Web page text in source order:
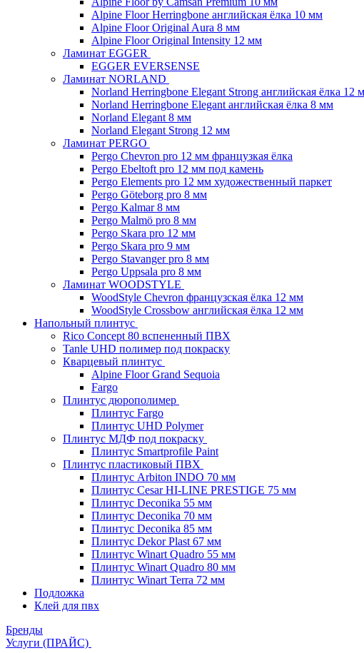
Alpine Floor Herringbone английская ёлка 10 мм
Alpine Floor Original Aura 8 мм
Alpine Floor Original Intensity 12 мм
Ламинат EGGER
EGGER EVERSENSE
Ламинат NORLAND
Norland Herringbone Elegant Strong английская ёлка 12
Norland Herringbone Elegant английская ёлка 8 мм
Norland Elegant 8 мм
Norland Elegant Strong 12 мм
Ламинат PERGO
Pergo Chevron pro 12 мм французкая ёлка
Pergo Ebeltoft pro 12 мм под камень
Pergo Elements pro 12 мм художественный паркет
Pergo Göteborg pro 8 мм
Pergo Kalmar 8 мм
Pergo Malmö pro 8 мм
Pergo Skara pro 12 мм
Pergo Skara pro 9 мм
Pergo Stavanger pro 8 мм
Pergo Uppsala pro 8 мм
Ламинат WOODSTYLE
WoodStyle Chevron французская ёлка 12 мм
WoodStyle Crossbow английская ёлка 12 мм
Напольный плинтус
Rico Concept 80 вспененный ПВХ
Tanle UHD полимер под покраску
Кварцевый плинтус
Alpine Floor Grand Sequoia
Fargo
Плинтус дюрополимер
Плинтус Fargo
Плинтус UHD Polymer
Плинтус МДФ под покраску
Плинтус Smartprofile Paint
Плинтус пластиковый ПВХ
Плинтус Arbiton INDO 70 мм
Плинтус Cesar HI-LINE PRESTIGE 75 мм
Плинтус Deconika 55 мм
Плинтус Deconika 70 мм
Плинтус Deconika 85 мм
Плинтус Dekor Plast 67 мм
Плинтус Winart Quadro 55 мм
Плинтус Winart Quadro 80 мм
Плинтус Winart Terra 72 мм
Подложка
Клей для пвх
Бренды
Услуги (ПРАЙС)